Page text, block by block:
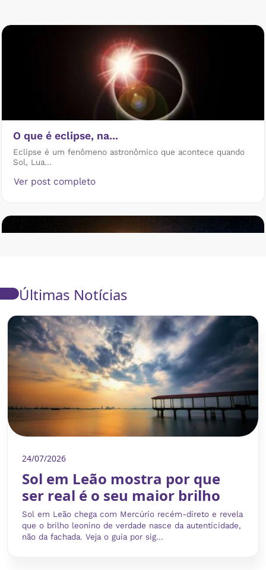
O que é eclipse, na...
Eclipse é um fenômeno astronômico que acontece quando
Sol, Lua...
Ver post completo
O que é eclipse solar...
Um eclipse solar acontece quando a Lua, sempre em sua...
Ver post completo
Às 16h13 (horário de Brasília) desta quarta-feira, 22 de
julho,...
Últimas Notícias
24/07/2026
Sol em Leão mostra por que
ser real é o seu maior brilho
Sol em Leão chega com Mercúrio recém-direto e revela
que o brilho leonino de verdade nasce da autenticidade,
não da fachada. Veja o guia por sig...